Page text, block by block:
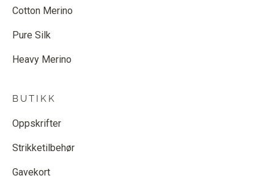
Cotton Merino
Pure Silk
Heavy Merino
BUTIKK
Oppskrifter
Strikketilbehør
Gavekort